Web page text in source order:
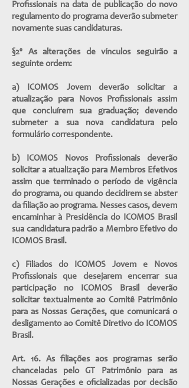
Profissionais na data de publicação do novo
regulamento do programa deverão submeter
novamente suas candidaturas.
§2º As alterações de vínculos seguirão a
seguinte ordem:
a) ICOMOS Jovem deverão solicitar a
atualização para Novos Profissionais assim
que concluírem sua graduação; devendo
submeter a sua nova candidatura pelo
formulário correspondente.
b) ICOMOS Novos Profissionais deverão
solicitar a atualização para Membros Efetivos
assim que terminado o período de vigência
do programa, ou quando decidirem se abster
da filiação ao programa. Nesses casos, devem
encaminhar à Presidência do ICOMOS Brasil
sua candidatura padrão a Membro Efetivo do
ICOMOS Brasil.
c) Filiados do ICOMOS Jovem e Novos
Profissionais que desejarem encerrar sua
participação no ICOMOS Brasil deverão
solicitar textualmente ao Comitê Patrimônio
para as Nossas Gerações, que comunicará o
desligamento ao Comitê Diretivo do ICOMOS
Brasil.
Art. 16. As filiações aos programas serão
chanceladas pelo GT Patrimônio para as
Nossas Gerações e oficializadas por decisão